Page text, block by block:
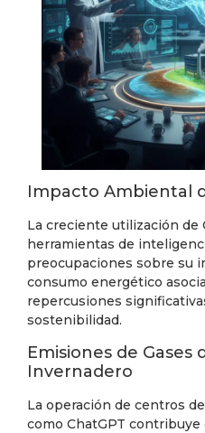
Impacto Ambiental
La creciente utilización de
herramientas de
preocupaciones sobre su
consumo energético
repercusiones
sostenibilidad.
Emisiones de Gases
Invernadero
La operación de centros
como ChatGPT